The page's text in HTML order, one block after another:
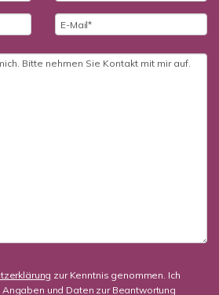
zur Kenntnis genommen. Ich
und Daten zur Beantwortung